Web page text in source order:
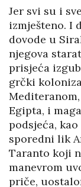
Jer svi su i
izmješteno. I
dovode u
njegova
prisjeća
grčki
Egipta, i
podsjeća,
sporedni lik
Taranto koji
manevrom
priče,